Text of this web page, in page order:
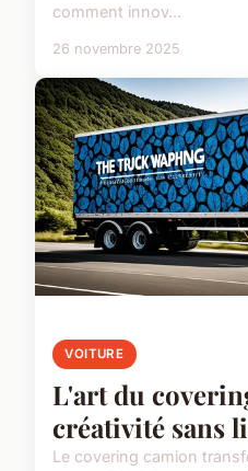
comment innov...
26 novembre 2025
VOITURE
L'art du
créativité sans
Le covering camion